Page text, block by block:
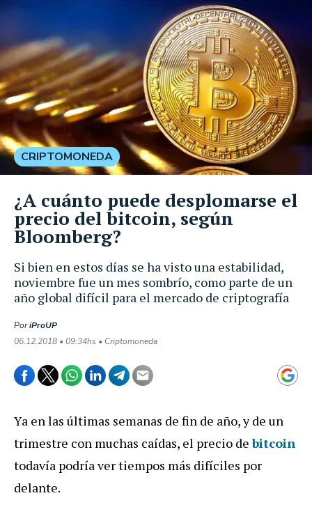
Si bien en estos días se ha visto una estabilidad,
noviembre fue un mes sombrío, como parte de un
año global difícil para el mercado de criptografía
PoriProUP
06.12.2018 • 09:34hs • Criptomoneda
CRIPTOMONEDA
¿A cuánto puede desplomarse el
precio del bitcoin, según
Bloomberg?
Ya en las últimas semanas de fin de año, y de un
trimestre con muchas caídas, el precio debitcoin
todavía podría ver tiempos más difíciles por
delante.